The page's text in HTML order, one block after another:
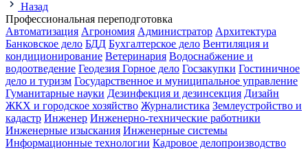
Назад
Профессиональная переподготовка
Автоматизация Агрономия Администратор Архитектура
Банковское дело БДД Бухгалтерское дело Вентиляция и
кондиционирование Ветеринария Водоснабжение и
водоотведение Геодезия Горное дело Госзакупки Гостиничное
дело и туризм Государственное и муниципальное управление
Гуманитарные науки Дезинфекция и дезинсекция Дизайн
ЖКХ и городское хозяйство Журналистика Землеустройство и
кадастр Инженер Инженерно-технические работники
Инженерные изыскания Инженерные системы
Информационные технологии Кадровое делопроизводство